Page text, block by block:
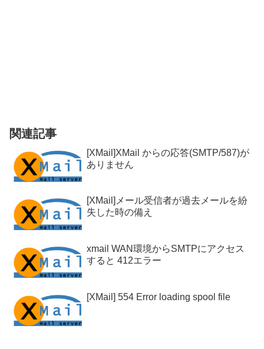
関連記事
[XMail]XMail からの応答(SMTP/587)が
ありません
[XMail]メール受信者が過去メールを紛
失した時の備え
xmail WAN環境からSMTPにアクセス
すると 412エラー
[XMail] 554 Error loading spool file